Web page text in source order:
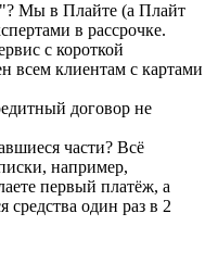
Мы в Плайте (а Плайт
в рассрочке.
с короткой
всем клиентам с картами
договор не
части? Всё
например,
первый платёж, а
один раз в 2